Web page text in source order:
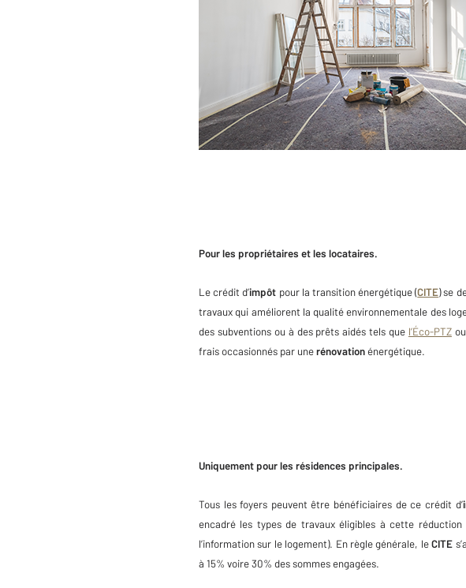
Pour les propriétaires et les locataires.
Le crédit d’impôt pour la transition énergétique (CITE) se
travaux qui améliorent la qualité environnementale des
des subventions ou à des prêts aidés tels que l’Éco-PTZou
frais occasionnés par unerénovationénergétique.
Uniquement pour les résidences principales.
Tous les foyers peuvent être bénéficiaires de ce crédit d’
encadré les types de travaux éligibles à cette
l’information sur le logement). En règle générale, leCITE
à 15% voire 30% des sommes engagées.